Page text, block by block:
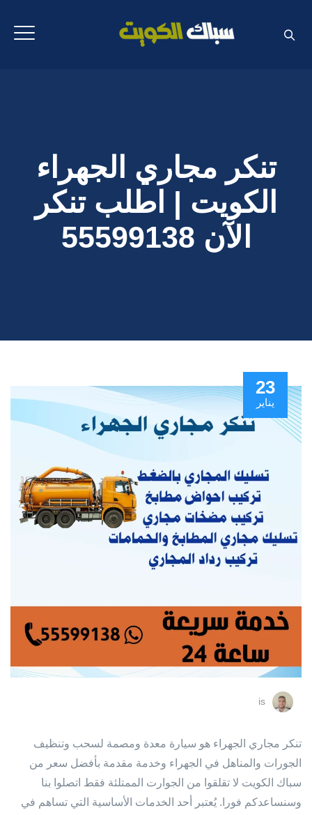
تنكر مجاري الجهراء
الكويت | اطلب تنكر
الآن 55599138
23
يناير
is
تنكر مجاري الجهراء هو سيارة معدة ومصمة لسحب وتنظيف
الجورات والمناهل في الجهراء وخدمة مقدمة بأفضل سعر من
سباك الكويت لا تقلقوا من الجوارت الممتلئة فقط اتصلوا بنا
وسنساعدكم فورا. يُعتبر أحد الخدمات الأساسية التي تساهم في